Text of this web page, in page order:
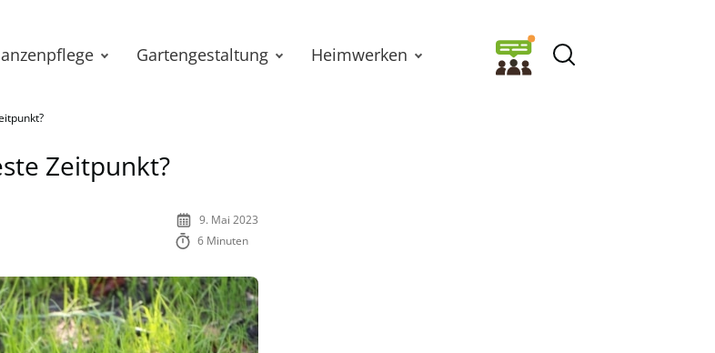
Gartengestaltung Heimwerken
Zeitpunkt?
9. Mai 2023
6 Minuten